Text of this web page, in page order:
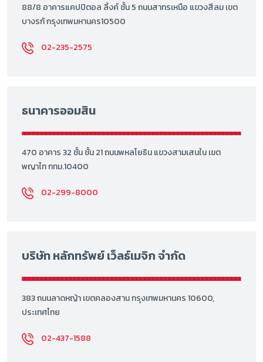
88/8 อาคารแคปปิตอล ลิ้งค์ ชั้น 5 ถนนสาทรเหนือ แขวงสีลม เขต
บางรกั กรุงเทพมหานคร10500
02-235-2575
ธนาคารออมสิน
470 อาคาร 32 ชั้น ชั้น 21 ถนนพหลโยธิน แขวงสามเสนใน เขต
พญาไท กทม.10400
02-299-8000
บริษัท หลักทรัพย์ เว็ลธ์เมจิก จำกัด
383 ถนนลาดหญ้า เขตคลองสาน กรุงเทพมหานคร 10600,
ประเทศไทย
02-437-1588